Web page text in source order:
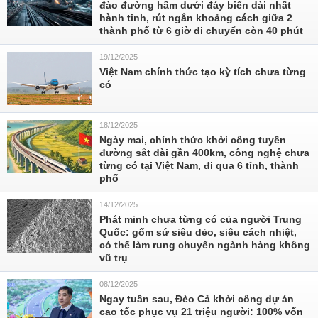
đào đường hầm dưới đáy biển dài nhất
hành tinh, rút ngắn khoảng cách giữa 2
thành phố từ 6 giờ di chuyển còn 40 phút
19/12/2025
Việt Nam chính thức tạo kỳ tích chưa từng
có
18/12/2025
Ngày mai, chính thức khởi công tuyến
đường sắt dài gần 400km, công nghệ chưa
từng có tại Việt Nam, đi qua 6 tỉnh, thành
phố
14/12/2025
Phát minh chưa từng có của người Trung
Quốc: gốm sứ siêu dẻo, siêu cách nhiệt,
có thể làm rung chuyển ngành hàng không
vũ trụ
08/12/2025
Ngay tuần sau, Đèo Cả khởi công dự án
cao tốc phục vụ 21 triệu người: 100% vốn